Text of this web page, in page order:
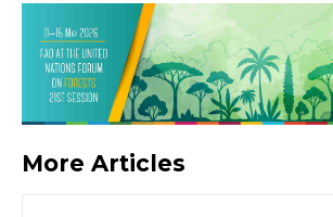
More Articles